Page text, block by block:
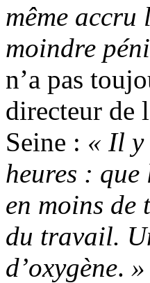
même accru
moindre
n’a pas
directeur de
Seine : « Il y
heures :
en moins de
du travail.
d’oxygène. »